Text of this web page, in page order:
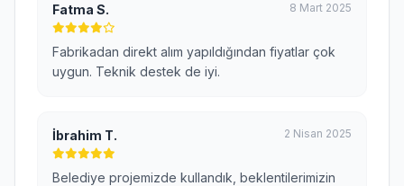
Fatma S. 8 Mart 2025
Fabrikadan direkt alım yapıldığından fiyatlar çok
uygun. Teknik destek de iyi.
İbrahim T. 2 Nisan 2025
Belediye projemizde kullandık, beklentilerimizin